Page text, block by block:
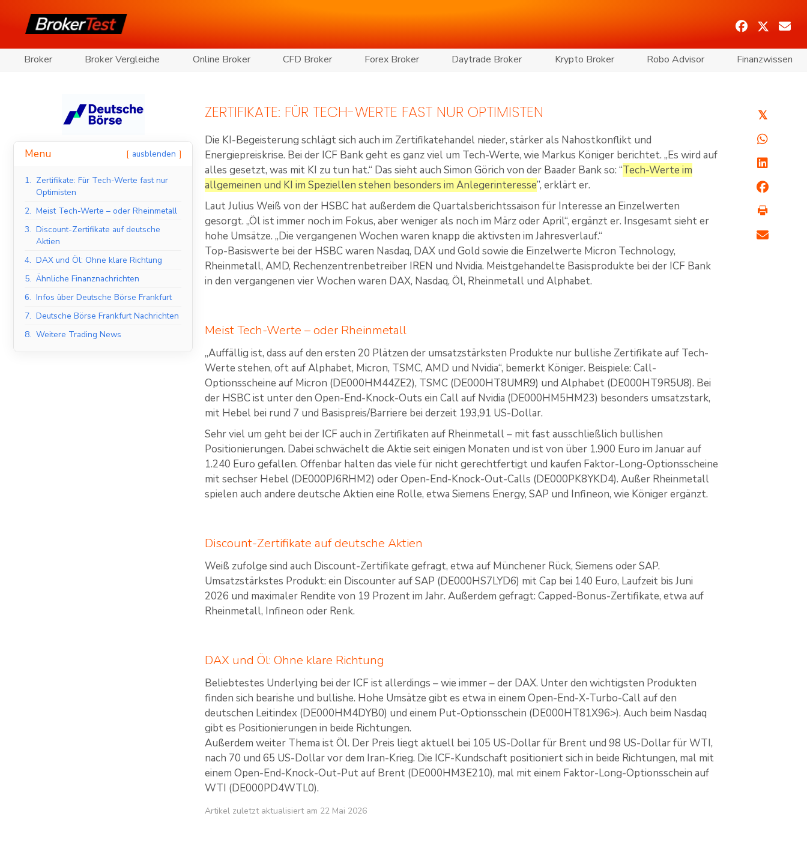
Broker Broker Vergleiche Online Broker CFD Broker Forex Broker Daytrade Broker Krypto Broker Robo Advisor Finanzwissen
Menu ausblenden
1. Zertifikate: Für Tech-Werte fast nur
Optimisten
2. Meist Tech-Werte – oder Rheinmetall
3. Discount-Zertifikate auf deutsche
Aktien
4. DAX und Öl: Ohne klare Richtung
5. Ähnliche Finanznachrichten
6. Infos über Deutsche Börse Frankfurt
7. Deutsche Börse Frankfurt Nachrichten
8. Weitere Trading News
ZERTIFIKATE: FÜR TECH-WERTE FAST NUR OPTIMISTEN
Die KI-Begeisterung schlägt sich auch im Zertifikatehandel nieder, stärker als Nahostkonflikt und
Energiepreiskrise. Bei der ICF Bank geht es ganz viel um Tech-Werte, wie Markus Königer berichtet. „Es wird auf
alles gesetzt, was mit KI zu tun hat.“ Das sieht auch Simon Görich von der Baader Bank so: “Tech-Werte im
allgemeinen und KI im Speziellen stehen besonders im Anlegerinteresse”, erklärt er.
Laut Julius Weiß von der HSBC hat außerdem die Quartalsberichtssaison für Interesse an Einzelwerten
gesorgt. „Öl ist immer noch im Fokus, aber weniger als noch im März oder April“, ergänzt er. Insgesamt sieht er
hohe Umsätze. „Die vergangenen Wochen waren knapp die aktivsten im Jahresverlauf.“
Top-Basiswerte bei der HSBC waren Nasdaq, DAX und Gold sowie die Einzelwerte Micron Technology,
Rheinmetall, AMD, Rechenzentrenbetreiber IREN und Nvidia. Meistgehandelte Basisprodukte bei der ICF Bank
in den vergangenen vier Wochen waren DAX, Nasdaq, Öl, Rheinmetall und Alphabet.
Meist Tech-Werte – oder Rheinmetall
„Auffällig ist, dass auf den ersten 20 Plätzen der umsatzstärksten Produkte nur bullishe Zertifikate auf Tech-
Werte stehen, oft auf Alphabet, Micron, TSMC, AMD und Nvidia“, bemerkt Königer. Beispiele: Call-
Optionsscheine auf Micron (DE000HM44ZE2), TSMC (DE000HT8UMR9) und Alphabet (DE000HT9R5U8). Bei
der HSBC ist unter den Open-End-Knock-Outs ein Call auf Nvidia (DE000HM5HM23) besonders umsatzstark,
mit Hebel bei rund 7 und Basispreis/Barriere bei derzeit 193,91 US-Dollar.
Sehr viel um geht bei der ICF auch in Zertifikaten auf Rheinmetall – mit fast ausschließlich bullishen
Positionierungen. Dabei schwächelt die Aktie seit einigen Monaten und ist von über 1.900 Euro im Januar auf
1.240 Euro gefallen. Offenbar halten das viele für nicht gerechtfertigt und kaufen Faktor-Long-Optionsscheine
mit sechser Hebel (DE000PJ6RHM2) oder Open-End-Knock-Out-Calls (DE000PK8YKD4). Außer Rheinmetall
spielen auch andere deutsche Aktien eine Rolle, etwa Siemens Energy, SAP und Infineon, wie Königer ergänzt.
Discount-Zertifikate auf deutsche Aktien
Weiß zufolge sind auch Discount-Zertifikate gefragt, etwa auf Münchener Rück, Siemens oder SAP.
Umsatzstärkstes Produkt: ein Discounter auf SAP (DE000HS7LYD6) mit Cap bei 140 Euro, Laufzeit bis Juni
2026 und maximaler Rendite von 19 Prozent im Jahr. Außerdem gefragt: Capped-Bonus-Zertifikate, etwa auf
Rheinmetall, Infineon oder Renk.
DAX und Öl: Ohne klare Richtung
Beliebtestes Underlying bei der ICF ist allerdings – wie immer – der DAX. Unter den wichtigsten Produkten
finden sich bearishe und bullishe. Hohe Umsätze gibt es etwa in einem Open-End-X-Turbo-Call auf den
deutschen Leitindex (DE000HM4DYB0) und einem Put-Optionsschein (DE000HT81X96>). Auch beim Nasdaq
gibt es Positionierungen in beide Richtungen.
Außerdem weiter Thema ist Öl. Der Preis liegt aktuell bei 105 US-Dollar für Brent und 98 US-Dollar für WTI,
nach 70 und 65 US-Dollar vor dem Iran-Krieg. Die ICF-Kundschaft positioniert sich in beide Richtungen, mal mit
einem Open-End-Knock-Out-Put auf Brent (DE000HM3E210), mal mit einem Faktor-Long-Optionsschein auf
WTI (DE000PD4WTL0).
Artikel zuletzt aktualisiert am 22 Mai 2026
𝕏